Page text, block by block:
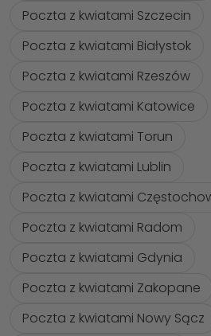
Poczta z kwiatami Szczecin
Poczta z kwiatami Białystok
Poczta z kwiatami Rzeszów
Poczta z kwiatami Katowice
Poczta z kwiatami Torun
Poczta z kwiatami Lublin
Poczta z kwiatami
Poczta z kwiatami Radom
Poczta z kwiatami Gdynia
Poczta z kwiatami Zakopane
Poczta z kwiatami Nowy Sącz